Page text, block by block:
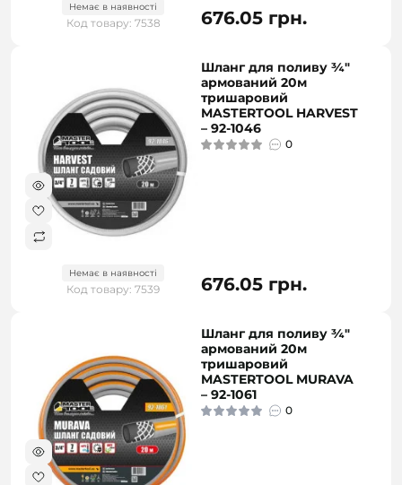
Немає в наявності
Код товару: 7538 676.05 грн.
Немає в наявності
Код товару: 7539
Шланг для поливу ¾"
армований 20м
тришаровий
MASTERTOOL HARVEST
– 92-1046
0
676.05 грн.
Шланг для поливу ¾"
армований 20м
тришаровий
MASTERTOOL MURAVA
– 92-1061
0